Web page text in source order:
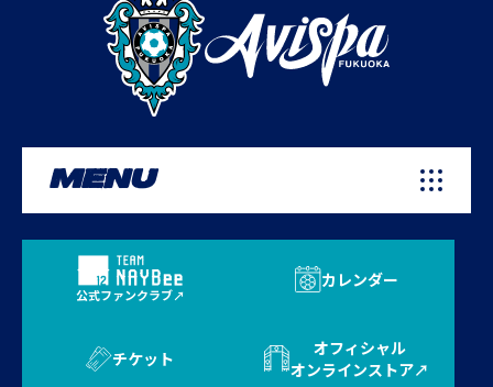
MENU
公式ファンクラブ
カレンダー
チケット
オフィシャル
オンラインストア